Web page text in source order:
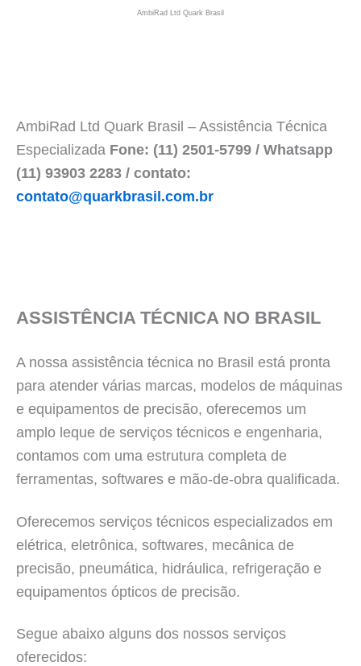
AmbiRad Ltd Quark Brasil
AmbiRad Ltd Quark Brasil – Assistência Técnica
Especializada Fone: (11) 2501-5799 / Whatsapp
(11) 93903 2283 / contato:
contato@quarkbrasil.com.br
ASSISTÊNCIA TÉCNICA NO BRASIL
A nossa assistência técnica no Brasil está pronta
para atender várias marcas, modelos de máquinas
e equipamentos de precisão, oferecemos um
amplo leque de serviços técnicos e engenharia,
contamos com uma estrutura completa de
ferramentas, softwares e mão-de-obra qualificada.
Oferecemos serviços técnicos especializados em
elétrica, eletrônica, softwares, mecânica de
precisão, pneumática, hidráulica, refrigeração e
equipamentos ópticos de precisão.
Segue abaixo alguns dos nossos serviços
oferecidos: